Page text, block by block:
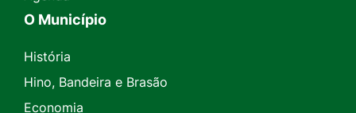
O Município
História
Hino, Bandeira e Brasão
Economia